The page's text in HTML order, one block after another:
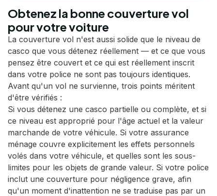
Obtenez la bonne couverture vol
pour votre voiture
La couverture vol n'est aussi solide que le niveau de
casco que vous détenez réellement — et ce que vous
pensez être couvert et ce qui est réellement inscrit
dans votre police ne sont pas toujours identiques.
Avant qu'un vol ne survienne, trois points méritent
d'être vérifiés :
Si vous détenez une casco partielle ou complète, et si
ce niveau est approprié pour l'âge actuel et la valeur
marchande de votre véhicule. Si votre assurance
ménage couvre explicitement les effets personnels
volés dans votre véhicule, et quelles sont les sous-
limites pour les objets de grande valeur. Si votre police
inclut une couverture pour négligence grave, afin
qu'un moment d'inattention ne se traduise pas par un